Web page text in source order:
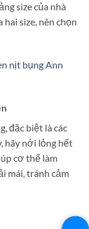
size của nhà
size, nên chọn
nịt bụng Ann
đặc biệt là các
hãy nới lỏng hết
cơ thể làm
mái, tránh cảm